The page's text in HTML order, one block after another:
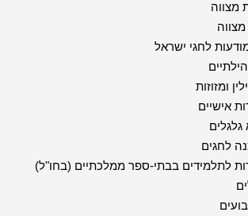
מצווה
לחגי ישראל
ומזוזות
אישיים
גלגלים
לחגים
לתלמידים בבתי-ספר ממלכתיים (בחו"ל)